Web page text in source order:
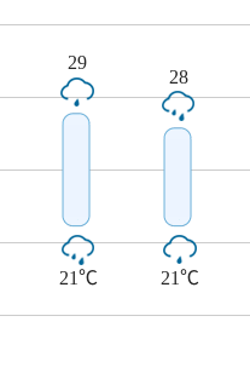
29
21℃
28
21℃